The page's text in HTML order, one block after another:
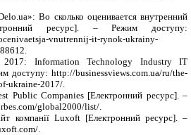
.ua»:Во сколько оценивается внутренний
ресурс] . – Режим доступу:
vnutrennij-it-rynok-ukrainy-
2017: Information Technology Industry IT
доступу:http://businessviews.com.ua/ru/the-
ukraine-2017/.
Public Companies [Електронний ресурс]. –
global2000/list/.
компанії Luxoft[Електронний ресурс]. –
com/